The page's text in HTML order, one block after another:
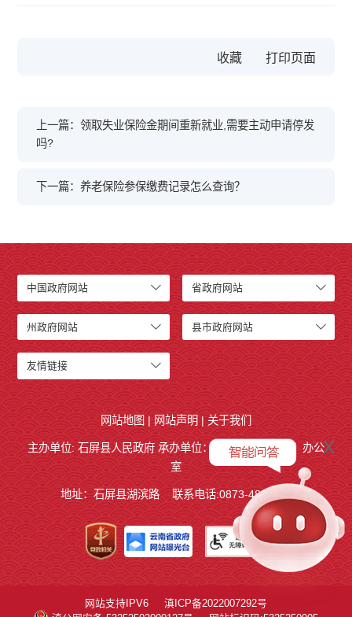
收藏
上一篇：领取失业保险金期间重新就业,需要主动申请停发
吗?
下一篇：养老保险参保缴费记录怎么查询？
中国政府网站 省政府网站
州政府网站 县市政府网站
友情链接
网站地图 | 网站声明 | 关于我们
主办单位: 石屏县人民政府 承办单位： 石屏县人民政府 办公
室
地址：石屏县湖滨路 联系电话:0873-4858140
x
网站支持IPV6
滇ICP备2022007292号